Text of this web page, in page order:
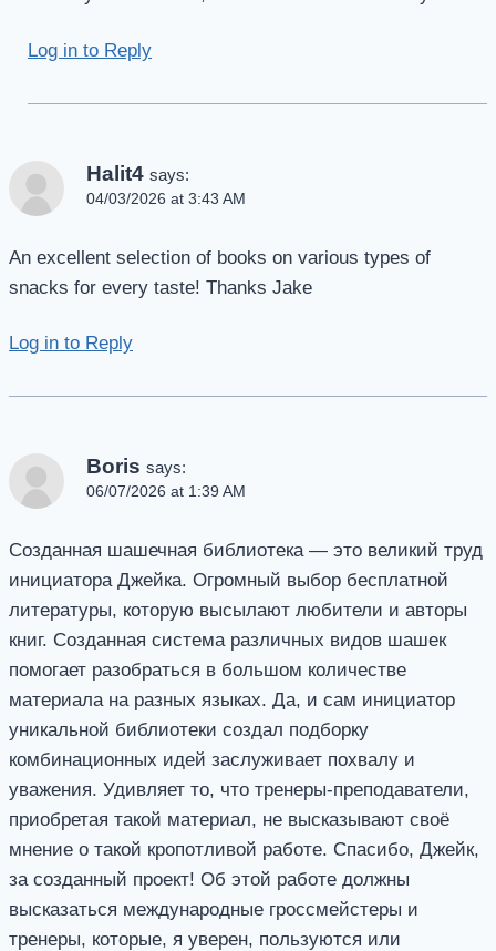
Log in to Reply
Halit4 says:
04/03/2026 at 3:43 AM
An excellent selection of books on various types of
snacks for every taste! Thanks Jake
Log in to Reply
Boris says:
06/07/2026 at 1:39 AM
Созданная шашечная библиотека — это великий труд
инициатора Джейка. Огромный выбор бесплатной
литературы, которую высылают любители и авторы
книг. Созданная система различных видов шашек
помогает разобраться в большом количестве
материала на разных языках. Да, и сам инициатор
уникальной библиотеки создал подборку
комбинационных идей заслуживает похвалу и
уважения. Удивляет то, что тренеры-преподаватели,
приобретая такой материал, не высказывают своё
мнение о такой кропотливой работе. Спасибо, Джейк,
за созданный проект! Об этой работе должны
высказаться международные гроссмейстеры и
тренеры, которые, я уверен, пользуются или